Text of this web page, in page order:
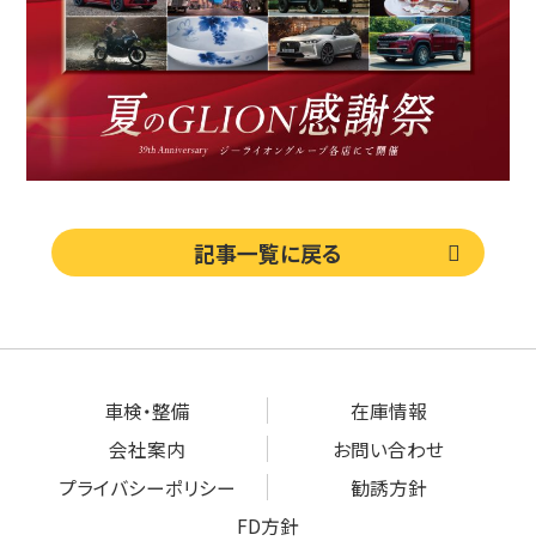
記事一覧に戻る
車検・整備
在庫情報
会社案内
お問い合わせ
プライバシーポリシー
勧誘方針
FD方針